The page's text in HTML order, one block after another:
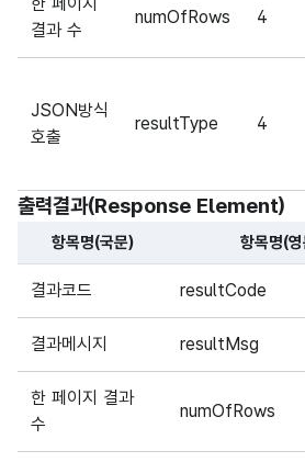
결과 수
numOfRows 4
JSON방식
호출
resultType 4
출력결과(Response Element)
해당 오픈API의 출력결과
항목명(국문) 항목명(
결과코드 resultCode
결과메시지 resultMsg
한 페이지 결과
수
numOfRows